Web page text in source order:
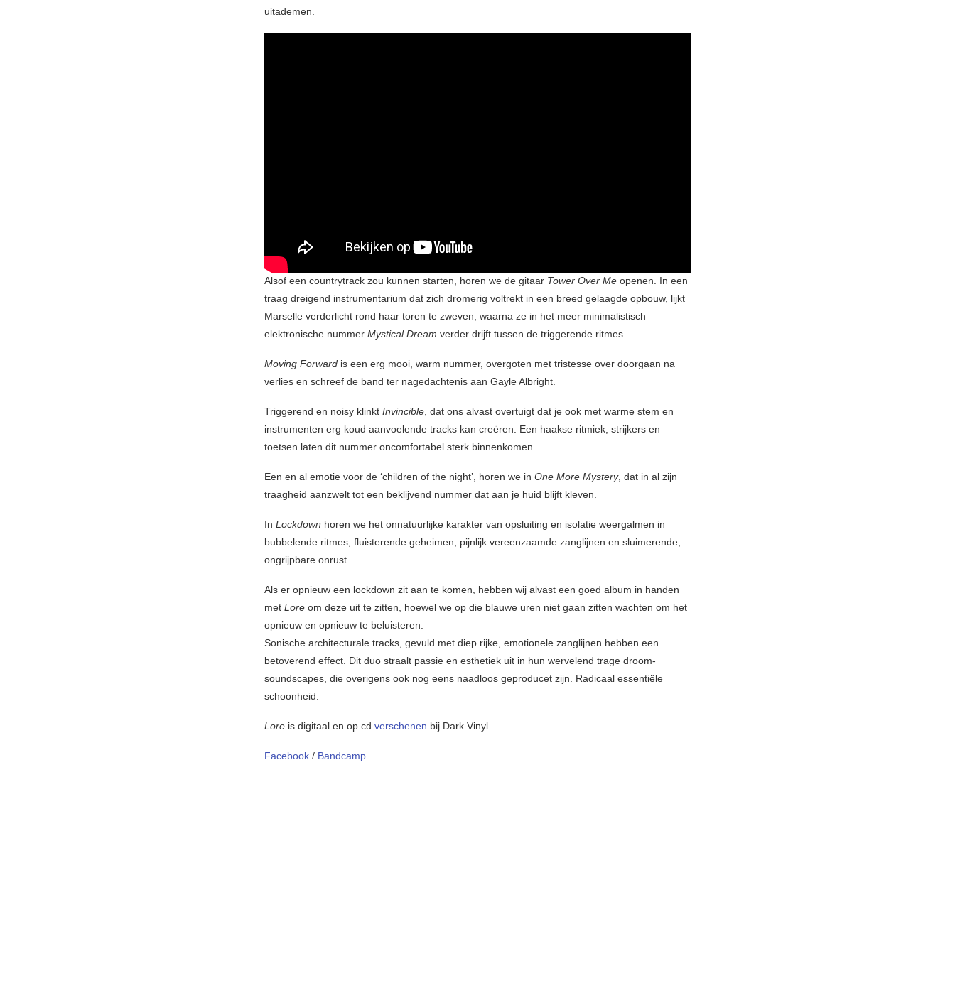
uitademen.
Alsof een countrytrack zou kunnen starten, horen we de gitaar Tower Over Me openen. In een
traag dreigend instrumentarium dat zich dromerig voltrekt in een breed gelaagde opbouw, lijkt
Marselle verderlicht rond haar toren te zweven, waarna ze in het meer minimalistisch
elektronische nummer Mystical Dream verder drijft tussen de triggerende ritmes.
Moving Forward is een erg mooi, warm nummer, overgoten met tristesse over doorgaan na
verlies en schreef de band ter nagedachtenis aan Gayle Albright.
Triggerend en noisy klinkt Invincible, dat ons alvast overtuigt dat je ook met warme stem en
instrumenten erg koud aanvoelende tracks kan creëren. Een haakse ritmiek, strijkers en
toetsen laten dit nummer oncomfortabel sterk binnenkomen.
Een en al emotie voor de ‘children of the night’, horen we in One More Mystery, dat in al zijn
traagheid aanzwelt tot een beklijvend nummer dat aan je huid blijft kleven.
In Lockdown horen we het onnatuurlijke karakter van opsluiting en isolatie weergalmen in
bubbelende ritmes, fluisterende geheimen, pijnlijk vereenzaamde zanglijnen en sluimerende,
ongrijpbare onrust.
Als er opnieuw een lockdown zit aan te komen, hebben wij alvast een goed album in handen
met Lore om deze uit te zitten, hoewel we op die blauwe uren niet gaan zitten wachten om het
opnieuw en opnieuw te beluisteren.
Sonische architecturale tracks, gevuld met diep rijke, emotionele zanglijnen hebben een
betoverend effect. Dit duo straalt passie en esthetiek uit in hun wervelend trage droom-
soundscapes, die overigens ook nog eens naadloos geproducet zijn. Radicaal essentiële
schoonheid.
Lore is digitaal en op cd verschenen bij Dark Vinyl.
Facebook / Bandcamp